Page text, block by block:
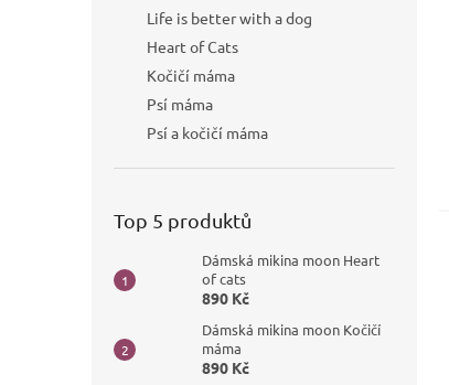
Life is better with a dog
Heart of Cats
Kočičí máma
Psí máma
Psí a kočičí máma
Top 5 produktů
Dámská mikina moon Heart
of cats
890 Kč
Dámská mikina moon Kočičí
máma
890 Kč